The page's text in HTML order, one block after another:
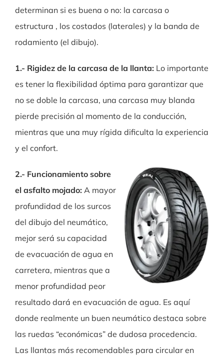
determinan si es buena o no: la carcasa o
estructura , los costados (laterales) y la banda de
rodamiento (el dibujo).
1.- Rigidez de la carcasa de la llanta: Lo importante
es tener la flexibilidad óptima para garantizar que
no se doble la carcasa, una carcasa muy blanda
pierde precisión al momento de la conducción,
mientras que una muy rígida dificulta la experiencia
y el confort.
2.- Funcionamiento sobre
el asfalto mojado: A mayor
profundidad de los surcos
del dibujo del neumático,
mejor será su capacidad
de evacuación de agua en
carretera, mientras que a
menor profundidad peor
resultado dará en evacuación de agua. Es aquí
donde realmente un buen neumático destaca sobre
las ruedas “económicas” de dudosa procedencia.
Las llantas más recomendables para circular en